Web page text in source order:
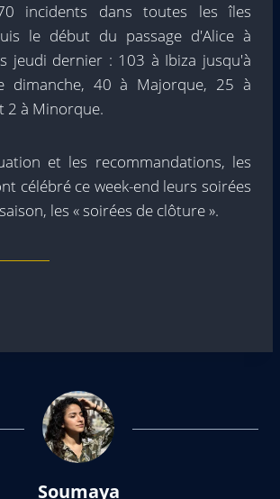
incidents dans toutes les îles
le début du passage d'Alice à
jeudi dernier : 103 à Ibiza jusqu'à
dimanche, 40 à Majorque, 25 à
2 à Minorque.
et les recommandations, les
célébré ce week-end leurs soirées
les « soirées de clôture ».
Soumaya